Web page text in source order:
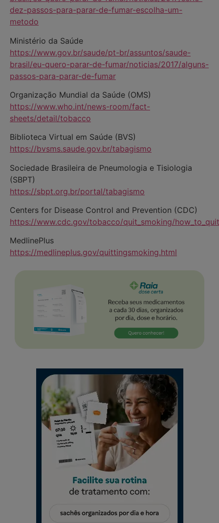
dez-passos-para-parar-de-fumar-escolha-um-
metodo
Ministério da Saúde
https://www.gov.br/saude/pt-br/assuntos/saude-
brasil/eu-quero-parar-de-fumar/noticias/2017/alguns-
passos-para-parar-de-fumar
Organização Mundial da Saúde (OMS)
https://www.who.int/news-room/fact-
sheets/detail/tobacco
Biblioteca Virtual em Saúde (BVS)
https://bvsms.saude.gov.br/tabagismo
Sociedade Brasileira de Pneumologia e Tisiologia
(SBPT)
https://sbpt.org.br/portal/tabagismo
Centers for Disease Control and Prevention (CDC)
https://www.cdc.gov/tobacco/quit_smoking/
MedlinePlus
https://medlineplus.gov/quittingsmoking.html